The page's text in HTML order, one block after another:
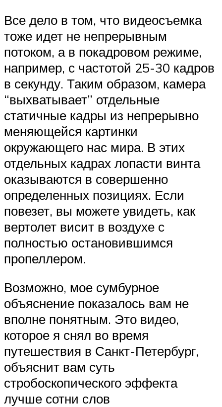
Все дело в том, что видеосъемка
тоже идет не непрерывным
потоком, а в покадровом режиме,
например, с частотой 25-30 кадров
в секунду. Таким образом, камера
“выхватывает” отдельные
статичные кадры из непрерывно
меняющейся картинки
окружающего нас мира. В этих
отдельных кадрах лопасти винта
оказываются в совершенно
определенных позициях. Если
повезет, вы можете увидеть, как
вертолет висит в воздухе с
полностью остановившимся
пропеллером.
Возможно, мое сумбурное
объяснение показалось вам не
вполне понятным. Это видео,
которое я снял во время
путешествия в Санкт-Петербург,
объяснит вам суть
стробоскопического эффекта
лучше сотни слов